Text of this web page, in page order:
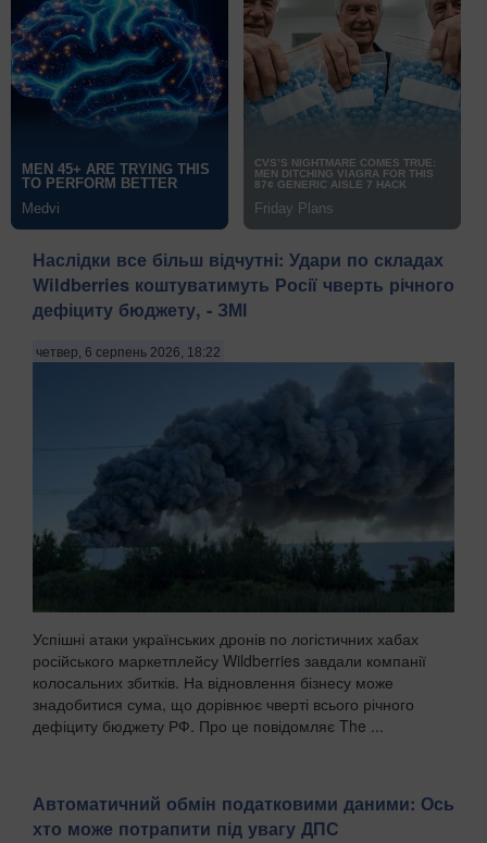
Наслідки все більш відчутні: Удари по складах
Wildberries коштуватимуть Росії чверть річного
дефіциту бюджету, - ЗМІ
четвер, 6 серпень 2026, 18:22
Успішні атаки українських дронів по логістичних хабах
російського маркетплейсу Wildberries завдали компанії
колосальних збитків. На відновлення бізнесу може
знадобитися сума, що дорівнює чверті всього річного
дефіциту бюджету РФ. Про це повідомляє The ...
Автоматичний обмін податковими даними: Ось
хто може потрапити під увагу ДПС